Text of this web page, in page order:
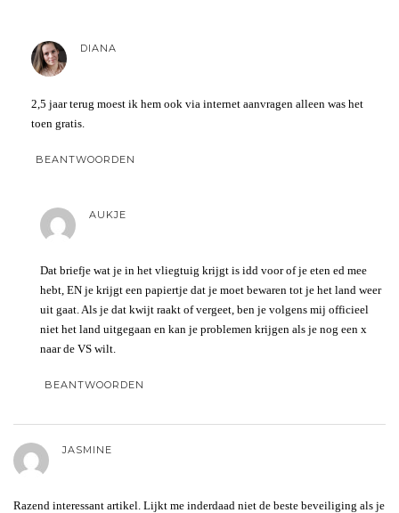
DIANA
2,5 jaar terug moest ik hem ook via internet aanvragen alleen was het
toen gratis.
BEANTWOORDEN
AUKJE
Dat briefje wat je in het vliegtuig krijgt is idd voor of je eten ed mee
hebt, EN je krijgt een papiertje dat je moet bewaren tot je het land weer
uit gaat. Als je dat kwijt raakt of vergeet, ben je volgens mij officieel
niet het land uitgegaan en kan je problemen krijgen als je nog een x
naar de VS wilt.
BEANTWOORDEN
JASMINE
Razend interessant artikel. Lijkt me inderdaad niet de beste beveiliging als je